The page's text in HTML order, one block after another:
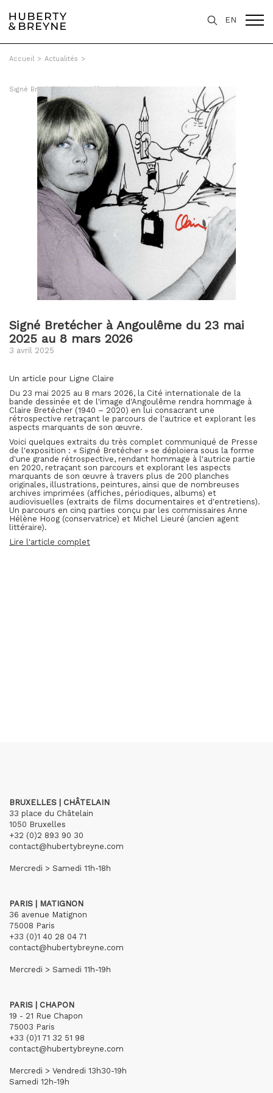
EN
Accueil > Actualités >
Signé Bretécher à Angoulême du 23 mai 2025 au 8 mars 2026
Signé Bretécher à Angoulême du 23 mai
2025 au 8 mars 2026
3 avril 2025
Un article pour Ligne Claire
Du 23 mai 2025 au 8 mars 2026, la Cité internationale de la
bande dessinée et de l'image d'Angoulême rendra hommage à
Claire Bretécher (1940 – 2020) en lui consacrant une
rétrospective retraçant le parcours de l'autrice et explorant les
aspects marquants de son œuvre.
Voici quelques extraits du très complet communiqué de Presse
de l'exposition : « Signé Bretécher » se déploiera sous la forme
d'une grande rétrospective, rendant hommage à l'autrice partie
en 2020, retraçant son parcours et explorant les aspects
marquants de son œuvre à travers plus de 200 planches
originales, illustrations, peintures, ainsi que de nombreuses
archives imprimées (affiches, périodiques, albums) et
audiovisuelles (extraits de films documentaires et d'entretiens).
Un parcours en cinq parties conçu par les commissaires Anne
Hélène Hoog (conservatrice) et Michel Lieuré (ancien agent
littéraire).
Lire l'article complet
BRUXELLES | CHÂTELAIN
33 place du Châtelain
1050 Bruxelles
+32 (0)2 893 90 30
contact@hubertybreyne.com
Mercredi > Samedi 11h-18h
PARIS | MATIGNON
36 avenue Matignon
75008 Paris
+33 (0)1 40 28 04 71
contact@hubertybreyne.com
Mercredi > Samedi 11h-19h
PARIS | CHAPON
19 - 21 Rue Chapon
75003 Paris
+33 (0)1 71 32 51 98
contact@hubertybreyne.com
Mercredi > Vendredi 13h30-19h
Samedi 12h-19h